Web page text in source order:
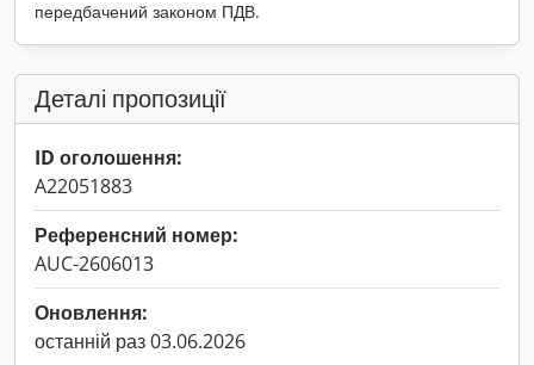
передбачений законом ПДВ.
Деталі пропозиції
ID оголошення:
A22051883
Референсний номер:
AUC-2606013
Оновлення:
останній раз 03.06.2026